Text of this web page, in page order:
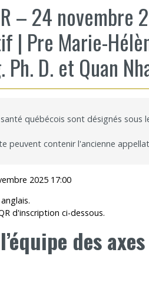
du CRIR »
Bélanger – formation de la
en santé et services sociaux
Eva Kehayia et Bonnie Swaine
libre accès
– 24 novembre
| Pre Marie-
D. et Quan
québécois sont désignés sous
peuvent contenir l'ancienne
2025 17:00
d'inscription ci-dessous.
l’équipe des